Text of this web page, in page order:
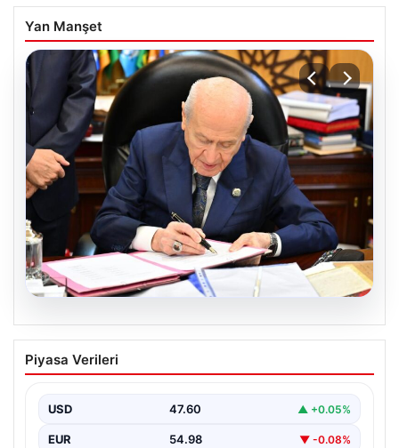
Yan Manşet
05.08.2026
Bahçeli’den çerçeve yasa açıklaması:
Bin yıllık kardeşliğimiz tescillendi
Piyasa Verileri
USD 47.60 ▲ +0.05%
EUR 54.98 ▼ -0.08%